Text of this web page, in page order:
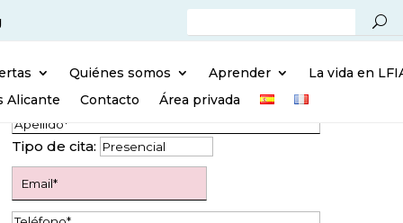
Quiénes somos Aprender
La vida en
Alicante
Contacto Área privada
Tipo de cita: